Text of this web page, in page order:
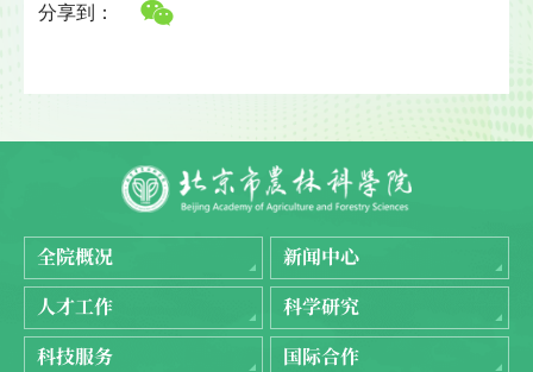
分享到：
全院概况
新闻中心
人才工作
科学研究
科技服务
国际合作